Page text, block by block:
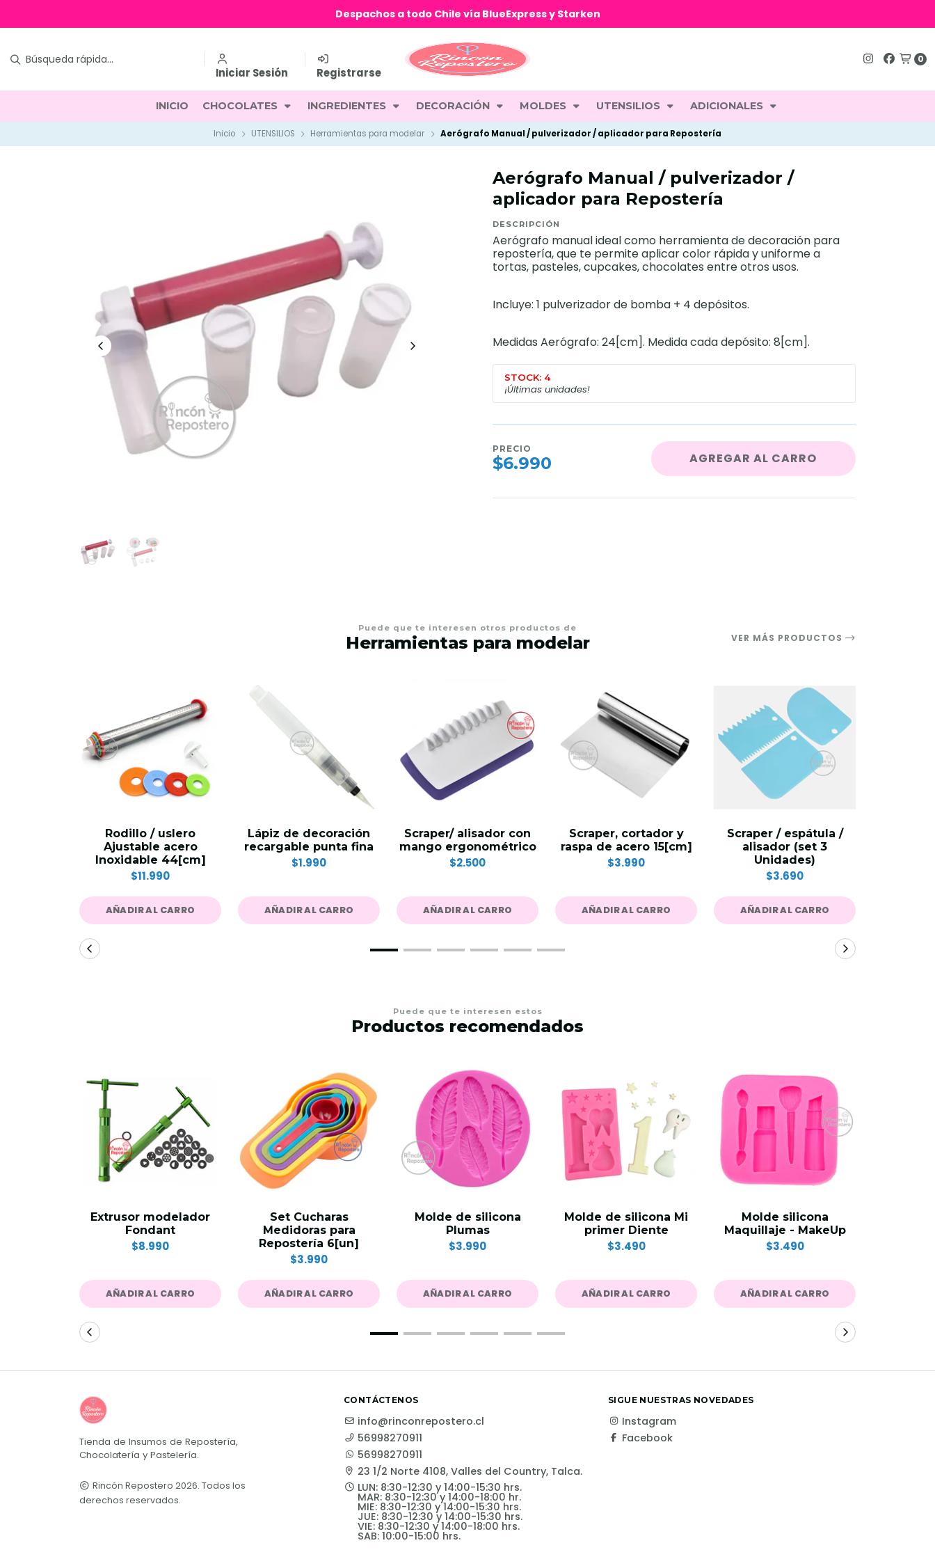
Iniciar Sesión Registrarse
0
INICIO CHOCOLATES INGREDIENTES DECORACIÓN MOLDES UTENSILIOS ADICIONALES
Despachos a todo Chile vía BlueExpress y Starken
Inicio UTENSILIOS Herramientas para modelar Aerógrafo Manual / pulverizador / aplicador para Repostería
Aerógrafo Manual / pulverizador /
aplicador para Repostería
DESCRIPCIÓN
Aerógrafo manual ideal como herramienta de decoración para
repostería, que te permite aplicar color rápida y uniforme a
tortas, pasteles, cupcakes, chocolates entre otros usos.
Incluye: 1 pulverizador de bomba + 4 depósitos.
Medidas Aerógrafo: 24[cm]. Medida cada depósito: 8[cm].
STOCK: 4
¡Últimas unidades!
PRECIO
$6.990 AGREGAR AL CARRO
Puede que te interesen otros productos de
Herramientas para modelar VER MÁS PRODUCTOS
Rodillo / uslero
Ajustable acero
Inoxidable 44[cm]
$11.990
AÑADIR AL CARRO
Lápiz de decoración
recargable punta fina
$1.990
AÑADIR AL CARRO
Scraper/ alisador con
mango ergonométrico
$2.500
AÑADIR AL CARRO
Scraper, cortador y
raspa de acero 15[cm]
$3.990
AÑADIR AL CARRO
Scraper / espátula /
alisador (set 3
Unidades)
$3.690
AÑADIR AL CARRO
Puede que te interesen estos
Productos recomendados
Extrusor modelador
Fondant
$8.990
AÑADIR AL CARRO
Set Cucharas
Medidoras para
Repostería 6[un]
$3.990
AÑADIR AL CARRO
Molde de silicona
Plumas
$3.990
AÑADIR AL CARRO
Molde de silicona Mi
primer Diente
$3.490
AÑADIR AL CARRO
Molde silicona
Maquillaje - MakeUp
$3.490
AÑADIR AL CARRO
Tienda de Insumos de Repostería,
Chocolatería y Pastelería.
Rincón Repostero 2026. Todos los
derechos reservados.
CONTÁCTENOS
info@rinconrepostero.cl
56998270911
56998270911
23 1/2 Norte 4108, Valles del Country, Talca.
LUN: 8:30-12:30 y 14:00-15:30 hrs.
MAR: 8:30-12:30 y 14:00-18:00 hr.
MIE: 8:30-12:30 y 14:00-15:30 hrs.
JUE: 8:30-12:30 y 14:00-15:30 hrs.
VIE: 8:30-12:30 y 14:00-18:00 hrs.
SAB: 10:00-15:00 hrs.
SIGUE NUESTRAS NOVEDADES
Instagram
Facebook